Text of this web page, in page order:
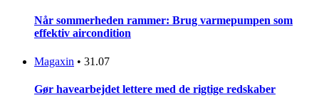
Når sommerheden rammer: Brug varmepumpen som
effektiv aircondition
Magaxin • 31.07
Gør havearbejdet lettere med de rigtige redskaber